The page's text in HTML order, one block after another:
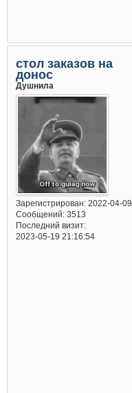
стол заказов на
донос
Душнила
Зарегистрирован: 2022-04-09
Сообщений:3513
Последний визит:
2023-05-19 21:16:54